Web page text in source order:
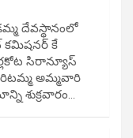
దేవస్థానంలో
కమిషనర్ కే
సిరాన్యూస్
అమ్మవారి
శుక్రవారం…